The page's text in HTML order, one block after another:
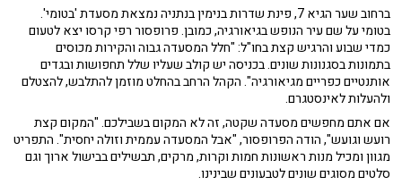
ברחוב שער הגיא 7, פינת שדרות בנימין בנתניה נמצאת מסעדת 'בטומי'.
בטומי על שם עיר הנופש בגיאורגיה, כמובן. פרופסור רפי קרסו יצא לטעום
כמדי שבוע והרגיש קצת בחו"ל: "חלל המסעדה גבוה והקירות מכוסים
בתמונות בסגנונות שונים. בכניסה יש קולב שעליו שלל תחפושות ובגדים
אותנטיים כפריים מגיאורגיה". הקהל הרחב בהחלט מוזמן להתלבש, להצטלם
ולהעלות לאינסטגרם.
אם אתם מחפשים מסעדה שקטה, זה לא המקום בשבילכם. "המקום קצת
רועש וגועש", הודה הפרופסור, "אבל המסעדה עממית וזולה יחסית". התפריט
מגוון ומכיל מנות ראשונות חמות וקרות, מרקים, תבשילים בבישול ארוך וגם
סלטים מסוגים שונים לטבעונים שבינינו.